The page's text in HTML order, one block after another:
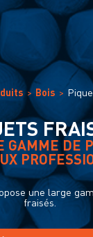
Bois
GAMME DE
une large
fraisés.